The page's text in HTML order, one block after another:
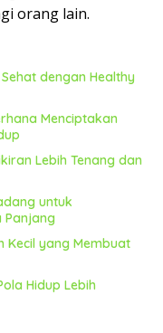
orang lain.
dengan Healthy
Menciptakan
Lebih Tenang dan
untuk
Panjang
Kecil yang Membuat
Hidup Lebih